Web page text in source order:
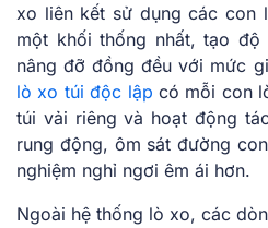
xo liên kết sử dụng các con
một khối thống nhất, tạo
nâng đỡ đồng đều với mức
lò xo túi độc lập có mỗi con
túi vải riêng và hoạt động
rung động, ôm sát đường
nghiệm nghỉ ngơi êm ái hơn.
Ngoài hệ thống lò xo, các